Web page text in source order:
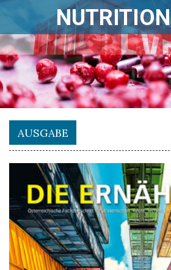
NUTRITION
AUSGABE